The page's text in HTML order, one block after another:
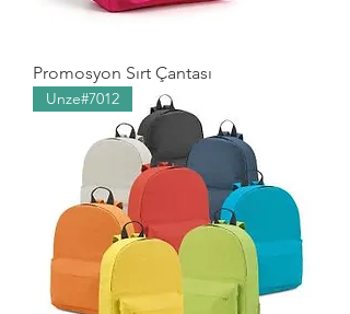
Promosyon Sırt Çantası
Unze#7012